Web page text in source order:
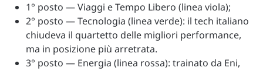
1° posto — Viaggi e Tempo Libero (linea viola);
2° posto — Tecnologia (linea verde): il tech italiano
chiudeva il quartetto delle migliori performance,
ma in posizione più arretrata.
3° posto — Energia (linea rossa): trainato da Eni,